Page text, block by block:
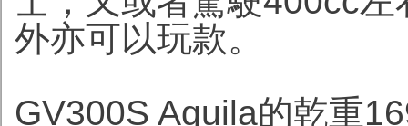
外亦可以玩款。
GV300S Aquila的乾重